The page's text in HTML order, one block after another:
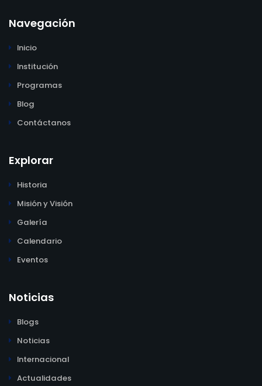
Navegación
Inicio
Institución
Programas
Blog
Contáctanos
Explorar
Historia
Misión y Visión
Galería
Calendario
Eventos
Noticias
Blogs
Noticias
Internacional
Actualidades